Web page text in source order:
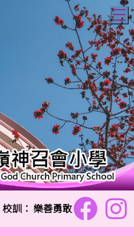
校訓： 樂善勇敢 信愛勤誠